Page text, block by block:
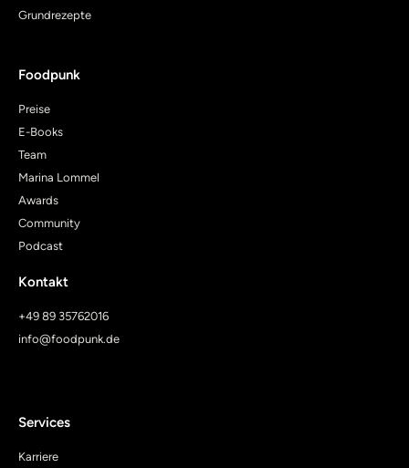
Grundrezepte
Foodpunk
Preise
E-Books
Team
Marina Lommel
Awards
Community
Podcast
Kontakt
+49 89 35762016
info@foodpunk.de
Services
Karriere